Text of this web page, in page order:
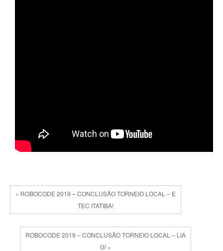
« ROBOCODE 2019 – CONCLUSÃO TORNEIO LOCAL – E
TEC ITATIBA!
ROBOCODE 2019 – CONCLUSÃO TORNEIO LOCAL – LIA
G! »